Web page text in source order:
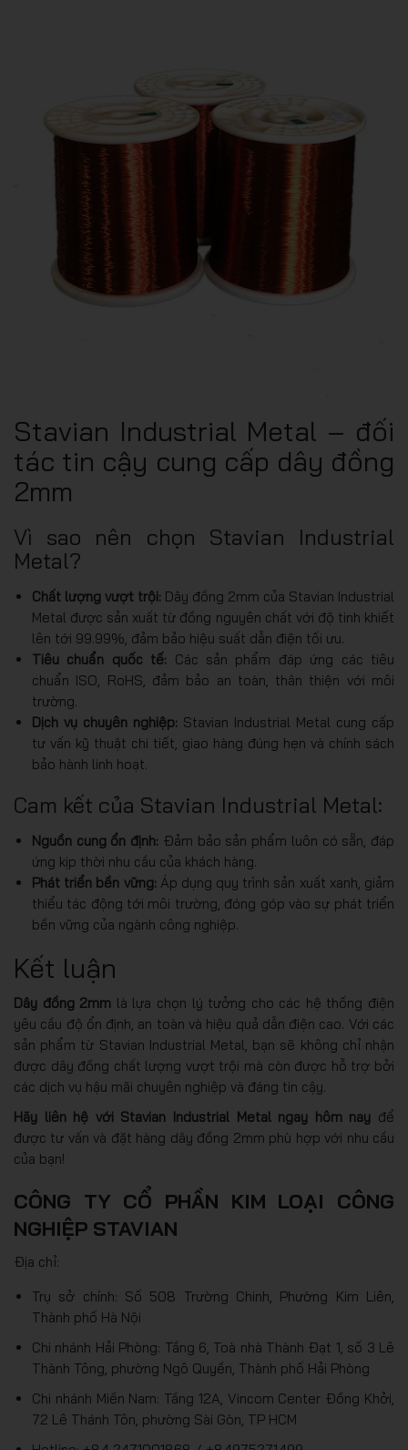
Stavian Industrial Metal – đối
tác tin cậy cung cấp dây đồng
2mm
Vì sao nên chọn Stavian Industrial
Metal?
Chất lượng vượt trội: Dây đồng 2mm của Stavian Industrial
Metal được sản xuất từ đồng nguyên chất với độ tinh khiết
lên tới 99.99%, đảm bảo hiệu suất dẫn điện tối ưu.
Tiêu chuẩn quốc tế: Các sản phẩm đáp ứng các tiêu
chuẩn ISO, RoHS, đảm bảo an toàn, thân thiện với môi
trường.
Dịch vụ chuyên nghiệp: Stavian Industrial Metal cung cấp
tư vấn kỹ thuật chi tiết, giao hàng đúng hẹn và chính sách
bảo hành linh hoạt.
Cam kết của Stavian Industrial Metal:
Nguồn cung ổn định: Đảm bảo sản phẩm luôn có sẵn, đáp
ứng kịp thời nhu cầu của khách hàng.
Phát triển bền vững: Áp dụng quy trình sản xuất xanh, giảm
thiểu tác động tới môi trường, đóng góp vào sự phát triển
bền vững của ngành công nghiệp.
Kết luận
Dây đồng 2mm là lựa chọn lý tưởng cho các hệ thống điện
yêu cầu độ ổn định, an toàn và hiệu quả dẫn điện cao. Với các
sản phẩm từ Stavian Industrial Metal, bạn sẽ không chỉ nhận
được dây đồng chất lượng vượt trội mà còn được hỗ trợ bởi
các dịch vụ hậu mãi chuyên nghiệp và đáng tin cậy.
Hãy liên hệ với Stavian Industrial Metal ngay hôm nay để
được tư vấn và đặt hàng dây đồng 2mm phù hợp với nhu cầu
của bạn!
CÔNG TY CỔ PHẦN KIM LOẠI CÔNG
NGHIỆP STAVIAN
Địa chỉ:
Trụ sở chính: Số 508 Trường Chinh, Phường Kim Liên,
Thành phố Hà Nội
Chi nhánh Hải Phòng: Tầng 6, Toà nhà Thành Đạt 1, số 3 Lê
Thành Tông, phường Ngô Quyền, Thành phố Hải Phòng
Chi nhánh Miền Nam: Tầng 12A, Vincom Center Đồng Khởi,
72 Lê Thánh Tôn, phường Sài Gòn, TP HCM